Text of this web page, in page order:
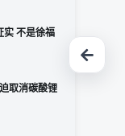
实 不是徐福
取消碳酸锂